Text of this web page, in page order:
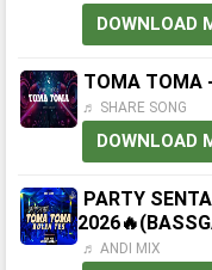
DOWNLOAD
TOMA TOMA
♬ SHARE SONG
DOWNLOAD
PARTY
♬ ANDI MIX